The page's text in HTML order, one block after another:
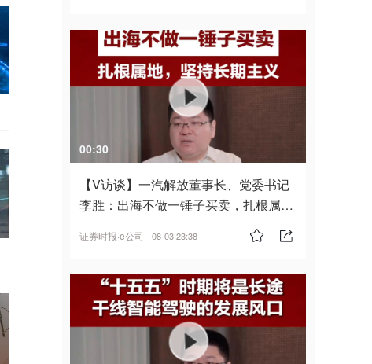
00:30
【V访谈】一汽解放董事长、党委书记
李胜：出海不做一锤子买卖，扎根属
证券时报·e公司 08-03 23:38